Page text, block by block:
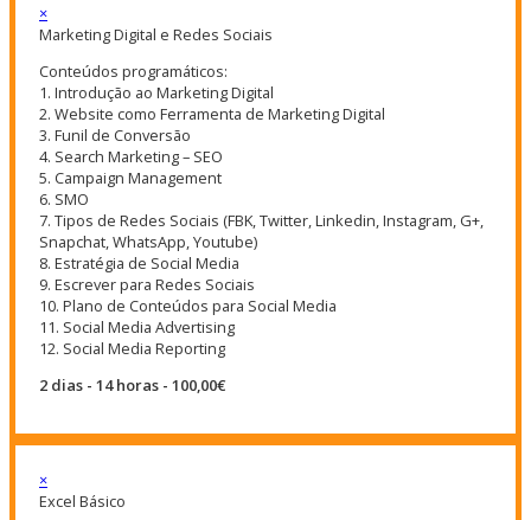
×
Marketing Digital e Redes Sociais
Conteúdos programáticos:
1. Introdução ao Marketing Digital
2. Website como Ferramenta de Marketing Digital
3. Funil de Conversão
4. Search Marketing – SEO
5. Campaign Management
6. SMO
7. Tipos de Redes Sociais (FBK, Twitter, Linkedin, Instagram, G+,
Snapchat, WhatsApp, Youtube)
8. Estratégia de Social Media
9. Escrever para Redes Sociais
10. Plano de Conteúdos para Social Media
11. Social Media Advertising
12. Social Media Reporting
2 dias - 14 horas - 100,00€
×
Excel Básico